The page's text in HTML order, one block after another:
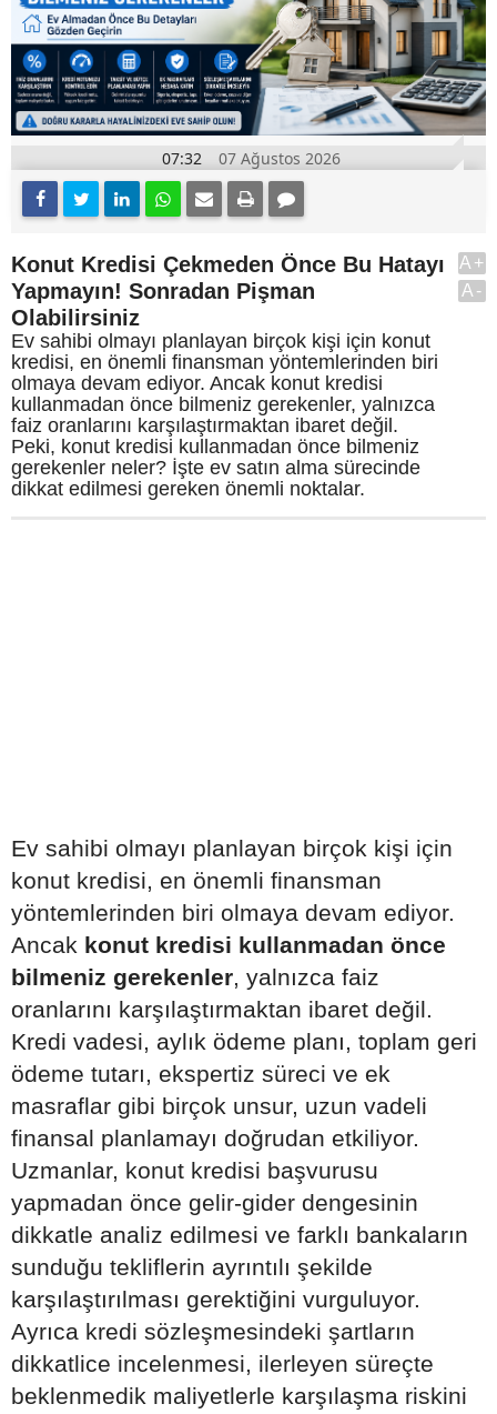
07:32 07 Ağustos 2026
Konut Kredisi Çekmeden Önce Bu Hatayı
Yapmayın! Sonradan Pişman
Olabilirsiniz
Ev sahibi olmayı planlayan birçok kişi için konut
kredisi, en önemli finansman yöntemlerinden biri
olmaya devam ediyor. Ancak konut kredisi
kullanmadan önce bilmeniz gerekenler, yalnızca
faiz oranlarını karşılaştırmaktan ibaret değil.
Peki, konut kredisi kullanmadan önce bilmeniz
gerekenler neler? İşte ev satın alma sürecinde
dikkat edilmesi gereken önemli noktalar.
A+
A-
Ev sahibi olmayı planlayan birçok kişi için
konut kredisi, en önemli finansman
yöntemlerinden biri olmaya devam ediyor.
Ancak konut kredisi kullanmadan önce
bilmeniz gerekenler, yalnızca faiz
oranlarını karşılaştırmaktan ibaret değil.
Kredi vadesi, aylık ödeme planı, toplam geri
ödeme tutarı, ekspertiz süreci ve ek
masraflar gibi birçok unsur, uzun vadeli
finansal planlamayı doğrudan etkiliyor.
Uzmanlar, konut kredisi başvurusu
yapmadan önce gelir-gider dengesinin
dikkatle analiz edilmesi ve farklı bankaların
sunduğu tekliflerin ayrıntılı şekilde
karşılaştırılması gerektiğini vurguluyor.
Ayrıca kredi sözleşmesindeki şartların
dikkatlice incelenmesi, ilerleyen süreçte
beklenmedik maliyetlerle karşılaşma riskini